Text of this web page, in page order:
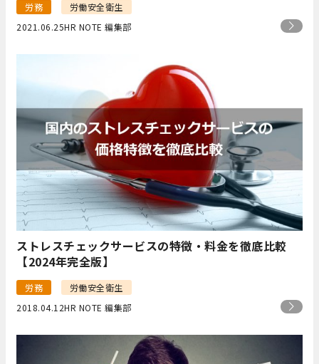
労務
労働安全衛生
2021.06.25HR NOTE 編集部
ストレスチェックサービスの特徴・料金を徹底比較
【2024年完全版】
労務
労働安全衛生
2018.04.12HR NOTE 編集部